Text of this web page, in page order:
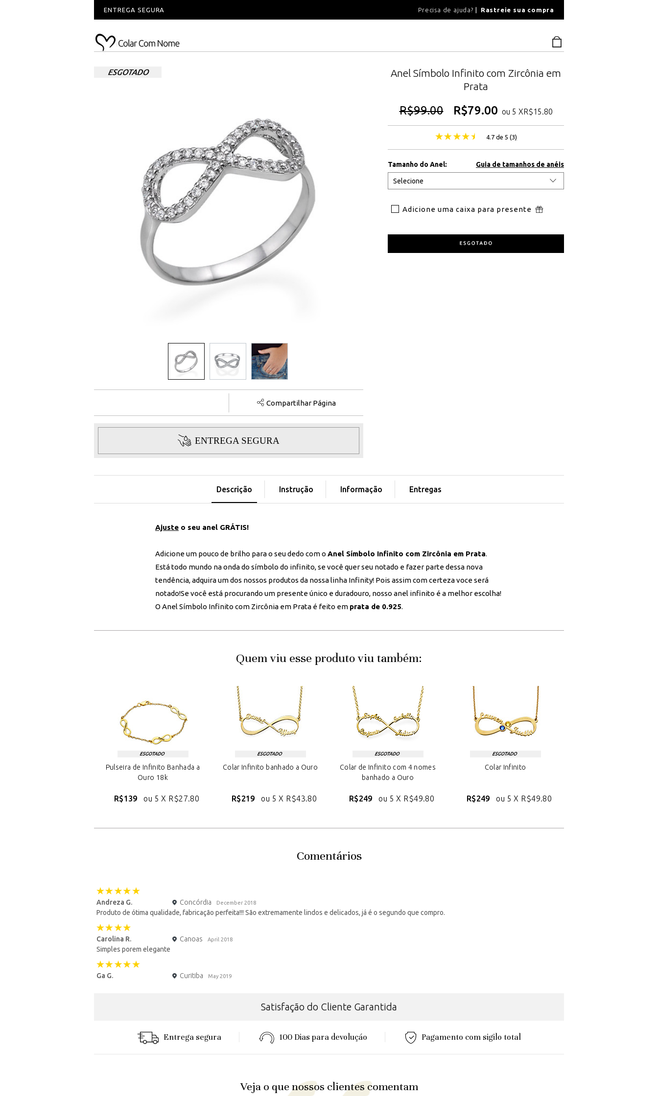
ENTREGA SEGURA 100 DIAS PARA DEVOLUÇÃOPrecisa de ajuda? Rastreie sua compra
Compartilhar Página
ENTREGA SEGURA
Anel Símbolo Infinito com Zircônia em
Prata
R$99.00 R$79.00 ou 5 XR$15.80
4.7 de 5 (3)
Tamanho do Anel: Guia de tamanhos de anéis
Adicione uma caixa para presente
Descrição Instrução Informação Entregas
Ajuste o seu anel GRÁTIS!
Adicione um pouco de brilho para o seu dedo com o Anel Símbolo Infinito com Zircônia em Prata.
Está todo mundo na onda do símbolo do infinito, se você quer seu notado e fazer parte dessa nova
tendência, adquira um dos nossos produtos da nossa linha Infinity! Pois assim com certeza voce será
notado!Se você está procurando um presente único e duradouro, nosso anel infinito é a melhor escolha!
O Anel Símbolo Infinito com Zircônia em Prata é feito em prata de 0.925.
Quem viu esse produto viu também:
Pulseira de Infinito Banhada a
Ouro 18k
R$139 ou 5 X R$27.80
Colar Infinito banhado a Ouro
R$219 ou 5 X R$43.80
Colar de Infinito com 4 nomes
banhado a Ouro
R$249 ou 5 X R$49.80
Colar Infinito
R$249 ou 5 X R$49.80
Comentários
Andreza G. Concórdia December 2018
Produto de ótima qualidade, fabricação perfeita!!! São extremamente lindos e delicados, já é o segundo que compro.
Carolina R. Canoas April 2018
Simples porem elegante
Ga G. Curitiba May 2019
Satisfação do Cliente Garantida
Entrega segura 100 Dias para devoluçáo Pagamento com sigilo total
Veja o que nossos clientes comentam